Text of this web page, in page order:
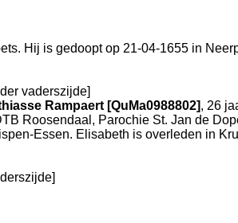
Hij is gedoopt op 21-04-1655 in
vaderszijde]
Rampaert [QuMa0988802], 26
Roosendaal, Parochie St. Jan de
Essen. Elisabeth is overleden in